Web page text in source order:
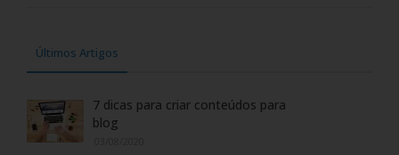
Últimos Artigos
7 dicas para criar conteúdos para
blog